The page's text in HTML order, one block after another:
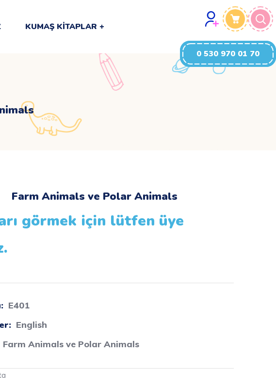
KUMAŞ KITAPLAR
0 530 970 01 70
Farm Animals ve Polar Animals
görmek için lütfen üye
E401
English
Farm Animals ve Polar Animals